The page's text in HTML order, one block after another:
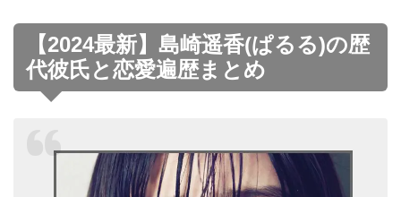
【2024最新】島崎遥香(ぱるる)の歴
代彼氏と恋愛遍歴まとめ